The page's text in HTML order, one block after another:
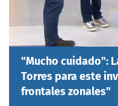
"Mucho cuidado":
Torres para este
frontales zonales"